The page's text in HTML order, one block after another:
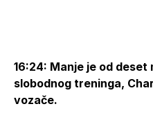
16:24: Manje je od
slobodnog treninga,
vozače.